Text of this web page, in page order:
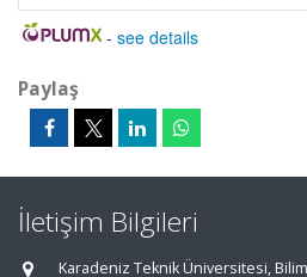
- see details
Paylaş
İletişim Bilgileri
Karadeniz Teknik Üniversitesi,